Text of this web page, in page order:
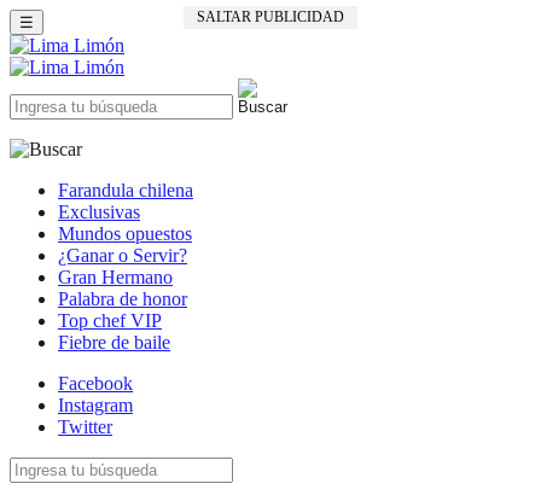
SALTAR PUBLICIDAD
☰
Farandula chilena
Exclusivas
Mundos opuestos
¿Ganar o Servir?
Gran Hermano
Palabra de honor
Top chef VIP
Fiebre de baile
Facebook
Instagram
Twitter